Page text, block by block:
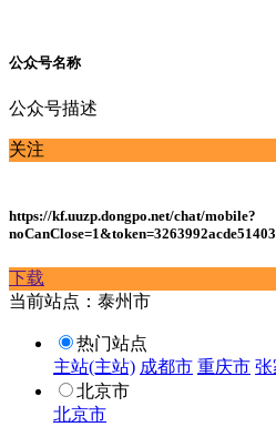
公众号名称
公众号描述
关注
https://kf.uuzp.dongpo.net/chat/mobile?
下载
当前站点：泰州市
热门站点
主站(主站) 成都市 重庆市 张
北京市
北京市